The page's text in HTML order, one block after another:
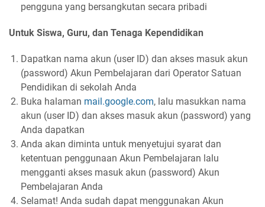
pengguna yang bersangkutan secara pribadi
Untuk Siswa, Guru, dan Tenaga Kependidikan
Dapatkan nama akun (user ID) dan akses masuk akun
(password) Akun Pembelajaran dari Operator Satuan
Pendidikan di sekolah Anda
Buka halaman mail.google.com, lalu masukkan nama
akun (user ID) dan akses masuk akun (password) yang
Anda dapatkan
Anda akan diminta untuk menyetujui syarat dan
ketentuan penggunaan Akun Pembelajaran lalu
mengganti akses masuk akun (password) Akun
Pembelajaran Anda
Selamat! Anda sudah dapat menggunakan Akun